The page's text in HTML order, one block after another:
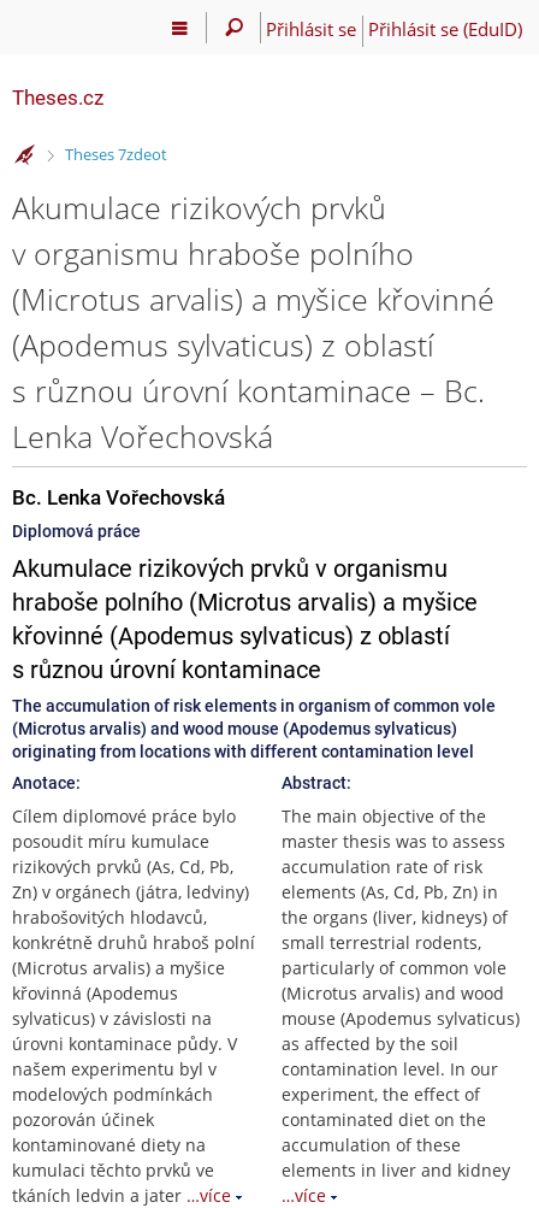
Přihlásit se Přihlásit se (EduID)
Theses.cz
>
Theses 7zdeot
Akumulace rizikových prvků
v organismu hraboše polního
(Microtus arvalis) a myšice křovinné
(Apodemus sylvaticus) z oblastí
s různou úrovní kontaminace – Bc.
Lenka Vořechovská
Bc. Lenka Vořechovská
Diplomová práce
Akumulace rizikových prvků v organismu
hraboše polního (Microtus arvalis) a myšice
křovinné (Apodemus sylvaticus) z oblastí
s různou úrovní kontaminace
The accumulation of risk elements in organism of common vole
(Microtus arvalis) and wood mouse (Apodemus sylvaticus)
originating from locations with different contamination level
Anotace:
Cílem diplomové práce bylo
posoudit míru kumulace
rizikových prvků (As, Cd, Pb,
Zn) v orgánech (játra, ledviny)
hrabošovitých hlodavců,
konkrétně druhů hraboš polní
(Microtus arvalis) a myšice
křovinná (Apodemus
sylvaticus) v závislosti na
úrovni kontaminace půdy. V
našem experimentu byl v
modelových podmínkách
pozorován účinek
kontaminované diety na
kumulaci těchto prvků ve
tkáních ledvin a jater …více
Abstract:
The main objective of the
master thesis was to assess
accumulation rate of risk
elements (As, Cd, Pb, Zn) in
the organs (liver, kidneys) of
small terrestrial rodents,
particularly of common vole
(Microtus arvalis) and wood
mouse (Apodemus sylvaticus)
as affected by the soil
contamination level. In our
experiment, the effect of
contaminated diet on the
accumulation of these
elements in liver and kidney
…více